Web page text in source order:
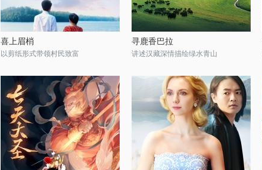
喜上眉梢
以剪纸形式带领村民致富
寻鹿香巴拉
讲述汉藏深情描绘绿水青山